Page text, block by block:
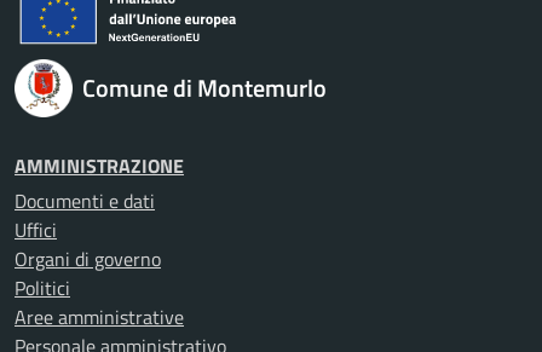
Comune di Montemurlo
AMMINISTRAZIONE
Documenti e dati
Uffici
Organi di governo
Politici
Aree amministrative